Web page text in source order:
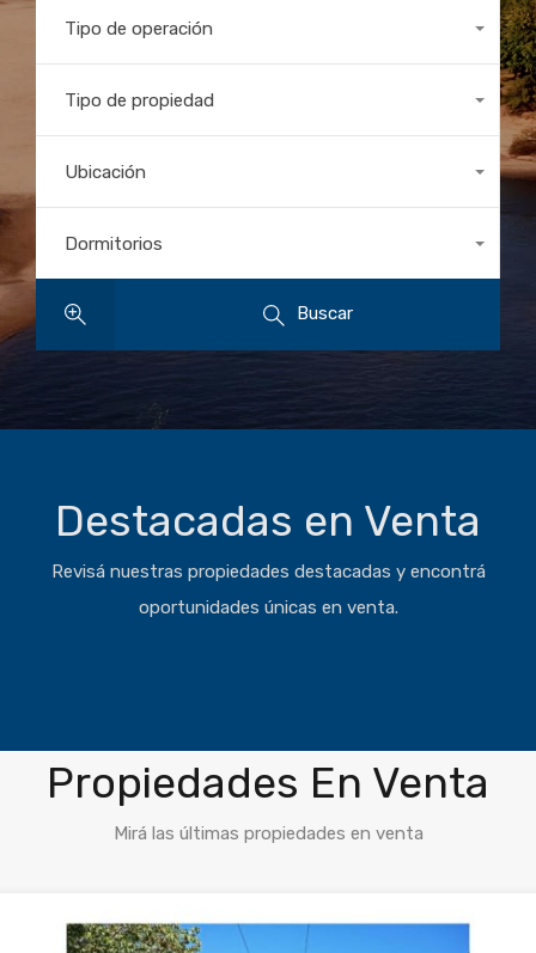
Tipo de operación
Cualquiera
Tipo de propiedad
Todos los tipos
Ubicación
Todas las ubicaciones
Dormitorios
Dormitorios
Buscar
Destacadas en Venta
Revisá nuestras propiedades destacadas y encontrá
oportunidades únicas en venta.
Propiedades En Venta
Mirá las últimas propiedades en venta